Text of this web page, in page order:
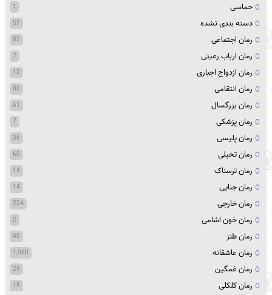
حماسی 1
دسته بندی نشده 57
رمان اجتماعی 83
رمان ارباب رعیتی 7
رمان ازدواج اجباری 12
رمان انتقامی 80
رمان بزرگسال 61
رمان پزشکی 7
رمان پلیسی 36
رمان تخیلی 60
رمان ترسناک 14
رمان جنایی 14
رمان خارجی 224
رمان خون اشامی 2
رمان طنز 40
رمان عاشقانه 1,050
رمان غمگین 29
رمان کلکلی 18